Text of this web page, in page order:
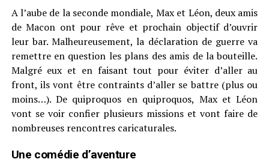
A l’aube de la seconde mondiale, Max et Léon, deux amis
de Macon ont pour rêve et prochain objectif d’ouvrir
leur bar. Malheureusement, la déclaration de guerre va
remettre en question les plans des amis de la bouteille.
Malgré eux et en faisant tout pour éviter d’aller au
front, ils vont être contraints d’aller se battre (plus ou
moins…). De quiproquos en quiproquos, Max et Léon
vont se voir confier plusieurs missions et vont faire de
nombreuses rencontres caricaturales.
Une comédie d’aventure